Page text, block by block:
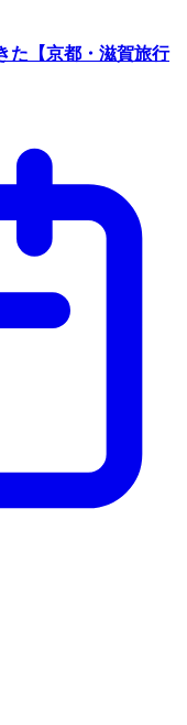
た【京都・滋賀旅行